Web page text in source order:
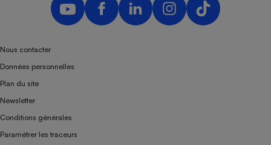
Nous contacter
Données personnelles
Plan du site
Newsletter
Conditions générales
Paramétrer les traceurs